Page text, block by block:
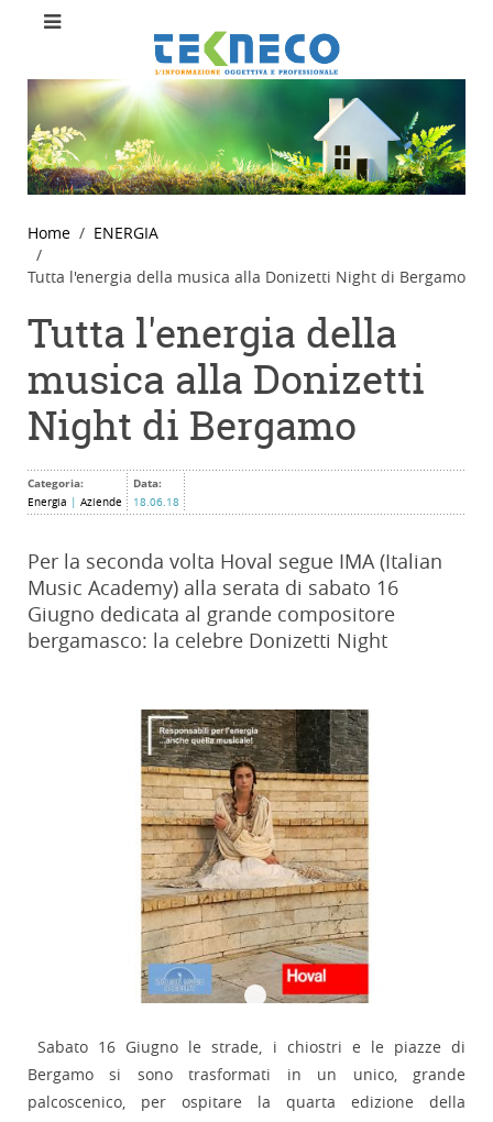
Home ENERGIA
Tutta l'energia della musica alla Donizetti Night di Bergamo
Tutta l'energia della
musica alla Donizetti
Night di Bergamo
Categoria:
Energia Aziende
Data:
18.06.18
Per la seconda volta Hoval segue IMA (Italian
Music Academy) alla serata di sabato 16
Giugno dedicata al grande compositore
bergamasco: la celebre Donizetti Night
Sabato 16 Giugno le strade, i chiostri e le piazze di
Bergamo si sono trasformati in un unico, grande
palcoscenico, per ospitare la quarta edizione della